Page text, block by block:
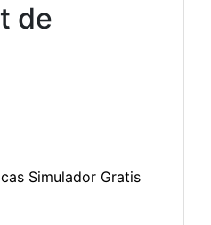
de